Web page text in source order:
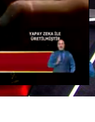
Oynatma
Hızı